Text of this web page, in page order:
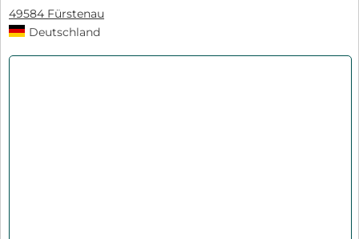
49584 Fürstenau
Deutschland